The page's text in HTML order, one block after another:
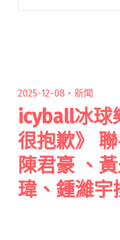
曲〈十年一刻（蘇打
2025-12-08・ 新聞
icyball冰球
很抱歉》
陳君豪 、
瑋、鍾濰宇